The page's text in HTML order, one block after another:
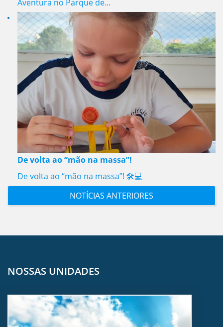
Aventura no Parque de...
De volta ao “mão na massa”!
De volta ao “mão na massa”! 🛠️💻
NOTÍCIAS ANTERIORES
NOSSAS UNIDADES